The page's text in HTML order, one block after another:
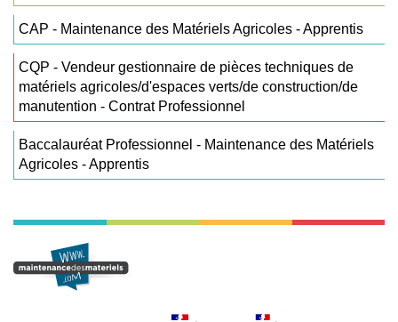
CAP - Maintenance des Matériels Agricoles - Apprentis
CQP - Vendeur gestionnaire de pièces techniques de
matériels agricoles/d'espaces verts/de construction/de
manutention - Contrat Professionnel
Baccalauréat Professionnel - Maintenance des Matériels
Agricoles - Apprentis